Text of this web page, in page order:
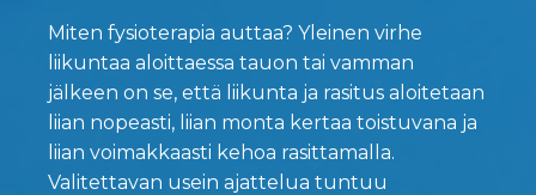
Miten fysioterapia auttaa? Yleinen virhe
liikuntaa aloittaessa tauon tai vamman
jälkeen on se, että liikunta ja rasitus aloitetaan
liian nopeasti, liian monta kertaa toistuvana ja
liian voimakkaasti kehoa rasittamalla.
Valitettavan usein ajattelua tuntuu